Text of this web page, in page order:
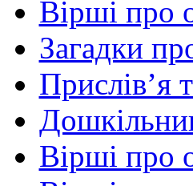
Вірші про
Загадки
Прислів’я
Вірші про